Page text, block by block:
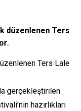
düzenlenen Ters
Ters Lale
gerçekleştirilen
hazırlıkları